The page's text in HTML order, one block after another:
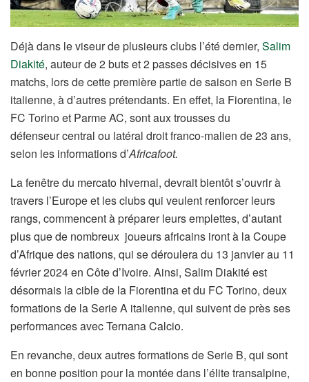
Déjà dans le viseur de plusieurs clubs l’été dernier, Salim
Diakité, auteur de 2 buts et 2 passes décisives en 15
matchs, lors de cette première partie de saison en Serie B
italienne, à d’autres prétendants. En effet, la Fiorentina, le
FC Torino et Parme AC, sont aux trousses du
défenseur central ou latéral droit franco-malien de 23 ans,
selon les informations d’Africafoot.
La fenêtre du mercato hivernal, devrait bientôt s’ouvrir à
travers l’Europe et les clubs qui veulent renforcer leurs
rangs, commencent à préparer leurs emplettes, d’autant
plus que de nombreux joueurs africains iront à la Coupe
d’Afrique des nations, qui se déroulera du 13 janvier au 11
février 2024 en Côte d’Ivoire. Ainsi, Salim Diakité est
désormais la cible de la Fiorentina et du FC Torino, deux
formations de la Serie A italienne, qui suivent de près ses
performances avec Ternana Calcio.
En revanche, deux autres formations de Serie B, qui sont
en bonne position pour la montée dans l’élite transalpine,